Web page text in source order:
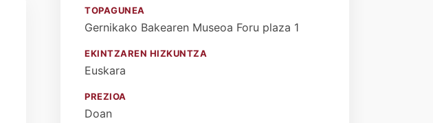
TOPAGUNEA
Gernikako Bakearen Museoa Foru plaza 1
EKINTZAREN HIZKUNTZA
Euskara
PREZIOA
Doan